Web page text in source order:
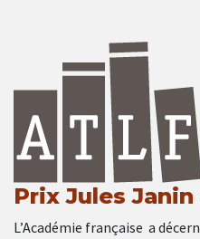
Prix Jules Janin
L’Académie française a